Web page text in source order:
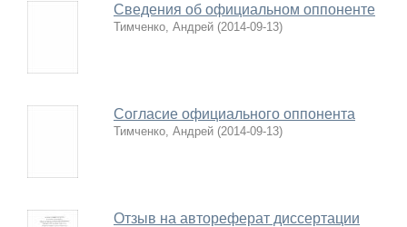
Сведения об официальном оппоненте
Тимченко, Андрей (2014-09-13)
Согласие официального оппонента
Тимченко, Андрей (2014-09-13)
Отзыв на автореферат диссертации